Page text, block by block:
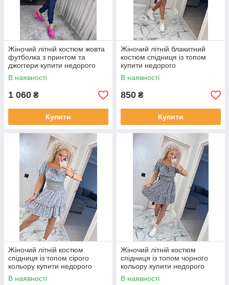
Жіночий літній костюм жовта
футболка з принтом та
джоггери купити недорого
В наявності
1 060 ₴
Купити
Жіночий літній блакитний
костюм спідниця із топом
купити недорого
В наявності
850 ₴
Купити
Жіночий літній костюм
спідниця із топом сірого
кольору купити недорого
В наявності
Жіночий літній костюм
спідниця із топом чорного
кольору купити недорого
В наявності